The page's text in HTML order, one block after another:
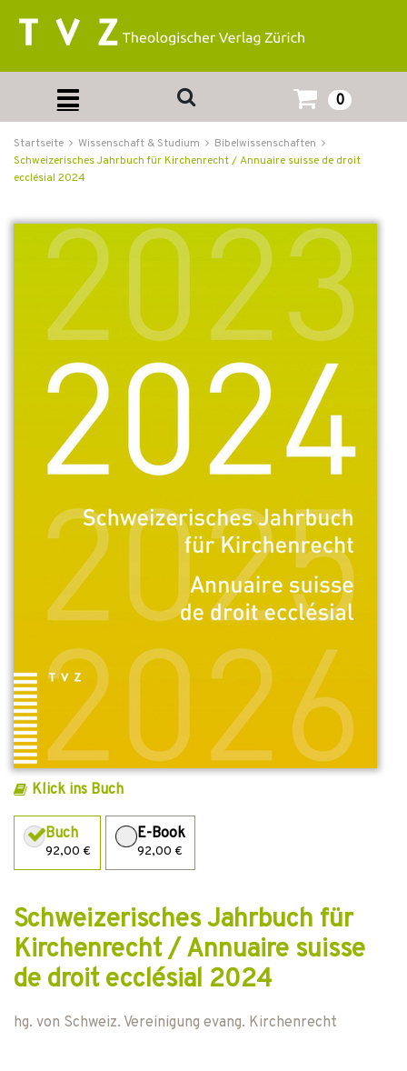
0
Startseite Wissenschaft & Studium
Bibelwissenschaften
Schweizerisches Jahrbuch für Kirchenrecht / Annuaire suisse de droit
ecclésial 2024
Klick ins Buch
Buch
92,00 €
E-Book
92,00 €
Schweizerisches Jahrbuch für
Kirchenrecht / Annuaire suisse
de droit ecclésial 2024
hg. von Schweiz. Vereinigung evang. Kirchenrecht